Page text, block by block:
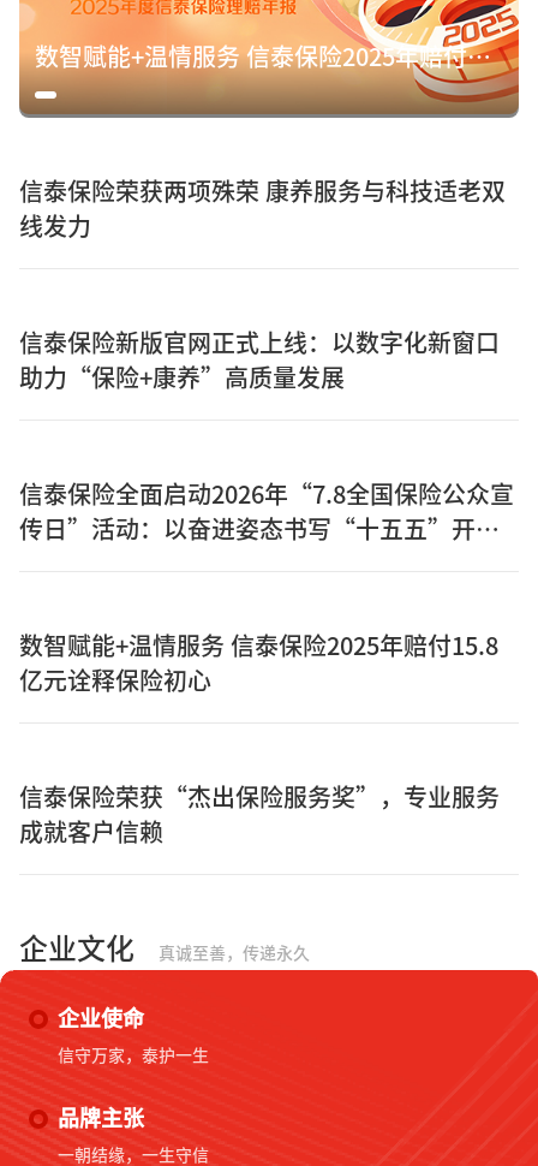
数智赋能+温情服务 信泰保险2025年赔付15.8亿元诠释保险初心
信泰保险荣获两项殊荣 康养服务与科技适老双
线发力
信泰保险新版官网正式上线：以数字化新窗口
助力“保险+康养”高质量发展
信泰保险全面启动2026年“7.8全国保险公众宣
传日”活动：以奋进姿态书写“十五五”开局
数智赋能+温情服务 信泰保险2025年赔付15.8
亿元诠释保险初心
信泰保险荣获“杰出保险服务奖”，专业服务
成就客户信赖
企业文化 真诚至善，传递永久
企业使命
信守万家，泰护一生
品牌主张
一朝结缘，一生守信